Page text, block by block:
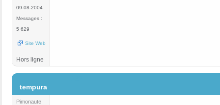
09-08-2004
Messages :
5 629
Site Web
Hors ligne
tempura
Pimonaute